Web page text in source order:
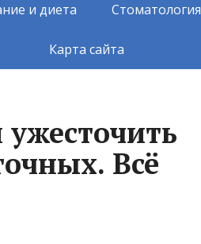
и диета Стоматология
Карта сайта
Всё